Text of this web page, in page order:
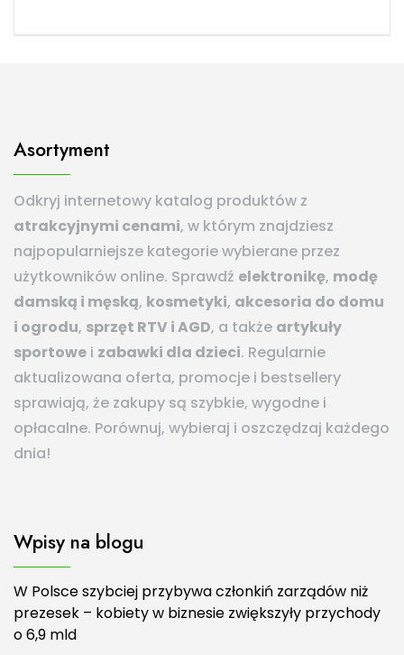
Asortyment
Odkryj internetowy katalog produktów z
atrakcyjnymi cenami, w którym znajdziesz
najpopularniejsze kategorie wybierane przez
użytkowników online. Sprawdź elektronikę, modę
damską i męską, kosmetyki, akcesoria do domu
i ogrodu, sprzęt RTV i AGD, a także artykuły
sportowe i zabawki dla dzieci. Regularnie
aktualizowana oferta, promocje i bestsellery
sprawiają, że zakupy są szybkie, wygodne i
opłacalne. Porównuj, wybieraj i oszczędzaj każdego
dnia!
Wpisy na blogu
W Polsce szybciej przybywa członkiń zarządów niż
prezesek – kobiety w biznesie zwiększyły przychody
o 6,9 mld